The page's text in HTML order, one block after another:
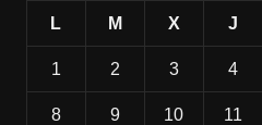
L M X J
1 2 3 4
8 9 10 11